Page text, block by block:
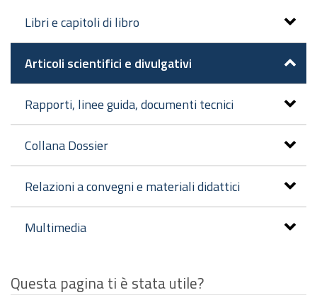
Libri e capitoli di libro
Articoli scientifici e divulgativi
Rapporti, linee guida, documenti tecnici
Collana Dossier
Relazioni a convegni e materiali didattici
Multimedia
Questa pagina ti è stata utile?